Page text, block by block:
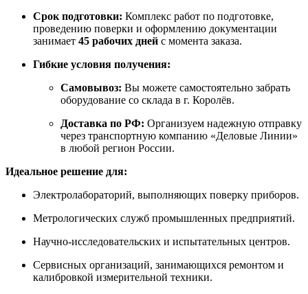
Срок подготовки: Комплекс работ по подготовке,
проведению поверки и оформлению документации
занимает 45 рабочих дней с момента заказа.
Гибкие условия получения:
Самовывоз: Вы можете самостоятельно забрать
оборудование со склада в г. Королёв.
Доставка по РФ: Организуем надежную отправку
через транспортную компанию «Деловые Линии»
в любой регион России.
Идеальное решение для:
Электролабораторий, выполняющих поверку приборов.
Метрологических служб промышленных предприятий.
Научно-исследовательских и испытательных центров.
Сервисных организаций, занимающихся ремонтом и
калибровкой измерительной техники.